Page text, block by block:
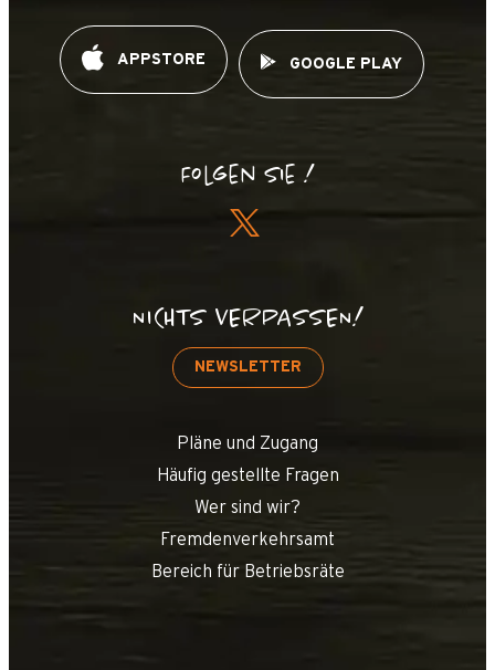
APPSTORE GOOGLE PLAY
Folgen Sie !
NICHTS VERPASSEN!
NEWSLETTER
Pläne und Zugang
Häufig gestellte Fragen
Wer sind wir?
Fremdenverkehrsamt
Bereich für Betriebsräte